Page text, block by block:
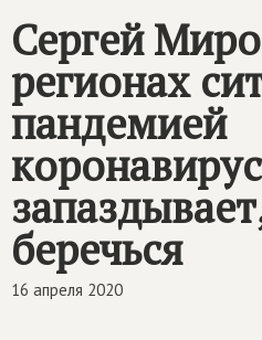
Интернет-
Сергей
регионах
пандемией
беречься
16 апреля 2020